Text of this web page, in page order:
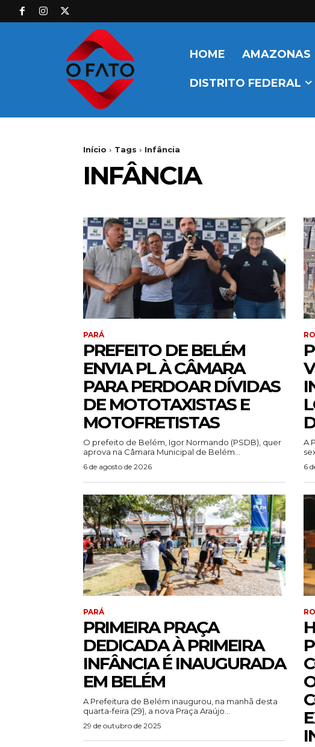
HOME AMAZONAS
DISTRITO FEDERAL
Início Tags Infância
INFÂNCIA
PARÁ
PREFEITO DE BELÉM
ENVIA PL À CÂMARA
PARA PERDOAR DÍVIDAS
DE MOTOTAXISTAS E
MOTOFRETISTAS
O prefeito de Belém, Igor Normando (PSDB), quer
aprova na Câmara Municipal de Belém...
6 de agosto de 2026
A
6
PARÁ
PRIMEIRA PRAÇA
DEDICADA À PRIMEIRA
INFÂNCIA É INAUGURADA
EM BELÉM
A Prefeitura de Belém inaugurou, na manhã desta
quarta-feira (29), a nova Praça Araújo...
29 de outubro de 2025